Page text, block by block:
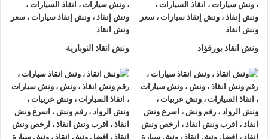
اتصل بخدمة العملاء التابعة لنا على مدار 24 ساعة الآن للحصول
علىأقرب ونش انقاذمن موقعك في اسيوط فريق المساعدة على
أهبة الاستعداد و جاهز دائما لمساعدتك في أي وقت من النهار أو
الليل 24/7/365 تشمل خدمات
انقاذ السيارات في اسيوط
يلي:
1- السرعة
يصلكونش انقاذ السيارات
بسرعة فائقة خلال 30 دقيقة بحد اقصي
فور طلبك لـونش إنقاذ سياراتمن أجل إنقاذ السياراتالمُعطّلة في
ونش انقاذ بورفؤاد ونش انقاذ النوبارية